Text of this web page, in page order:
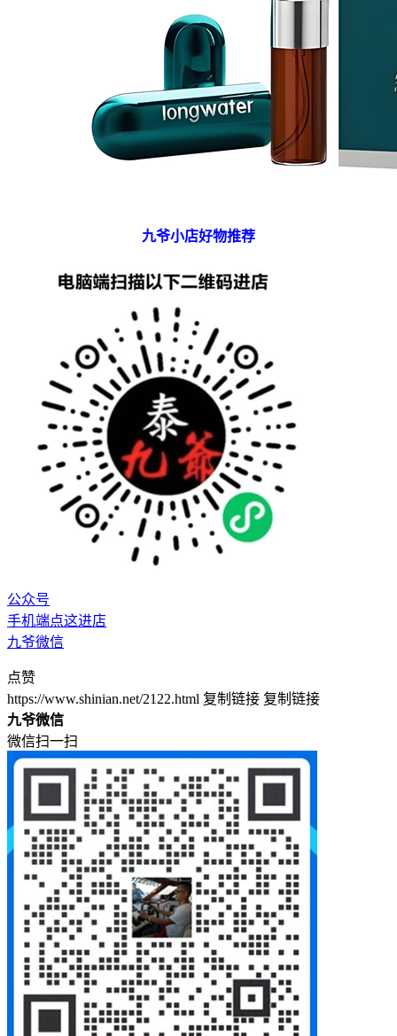
九爷小店好物推荐
公众号
手机端点这进店
九爷微信
点赞
https://www.shinian.net/2122.html 复制链接 复制链接
九爷微信
微信扫一扫